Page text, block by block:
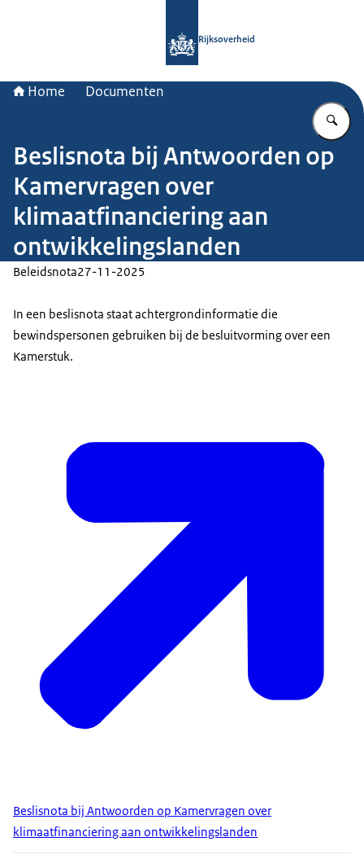
Rijksoverheid
Home Documenten
Beslisnota bij Antwoorden op
Kamervragen over
klimaatfinanciering aan
ontwikkelingslanden
Beleidsnota27-11-2025
In een beslisnota staat achtergrondinformatie die
bewindspersonen gebruiken bij de besluitvorming over een
Kamerstuk.
Beslisnota bij Antwoorden op Kamervragen over
klimaatfinanciering aan ontwikkelingslanden